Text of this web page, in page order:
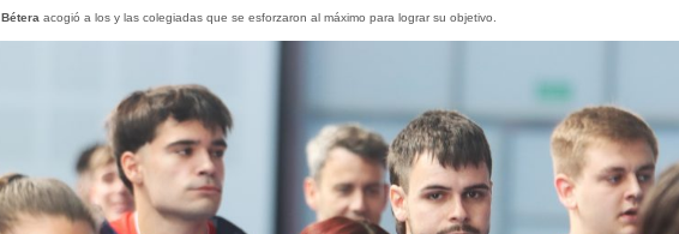
Béteraacogió a los y las colegiadas que se esforzaron al máximo para lograr su objetivo.